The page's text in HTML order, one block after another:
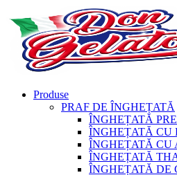
Produse
PRAF DE ÎNGHEȚATĂ
ÎNGHEȚATĂ
ÎNGHEȚATĂ CU
ÎNGHEȚATĂ CU
ÎNGHEȚATĂ
ÎNGHEȚATĂ DE